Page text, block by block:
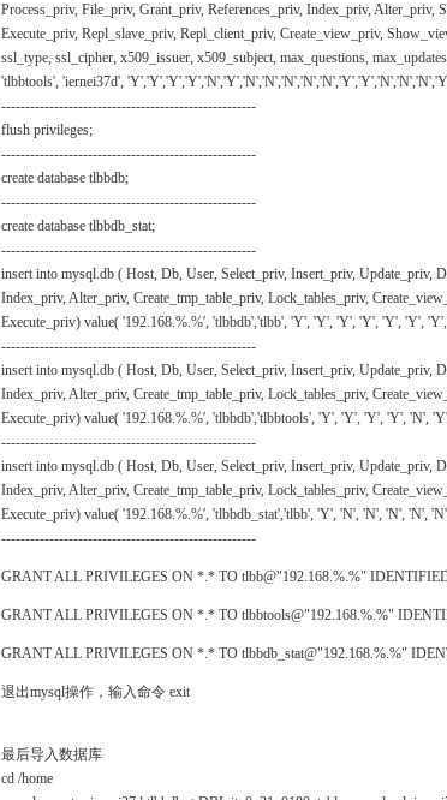
Process_priv, File_priv, Grant_priv, References_priv, Index_priv, Alter_priv,
Execute_priv, Repl_slave_priv, Repl_client_priv, Create_view_priv,
ssl_type, ssl_cipher, x509_issuer, x509_subject, max_questions,
'tlbbtools', 'iernei37d',
-----------------------------------------------------
flush privileges;
-----------------------------------------------------
create database tlbbdb;
-----------------------------------------------------
create database tlbbdb_stat;
-----------------------------------------------------
insert into mysql.db ( Host, Db, User, Select_priv, Insert_priv, Update_priv,
Index_priv, Alter_priv, Create_tmp_table_priv, Lock_tables_priv,
Execute_priv) value( '192.168.%.%', 'tlbbdb','tlbb', 'Y', 'Y', 'Y', 'Y', 'Y', 'Y',
-----------------------------------------------------
insert into mysql.db ( Host, Db, User, Select_priv, Insert_priv, Update_priv,
Index_priv, Alter_priv, Create_tmp_table_priv, Lock_tables_priv,
Execute_priv) value( '192.168.%.%', 'tlbbdb','tlbbtools', 'Y', 'Y', 'Y', 'Y', 'N',
-----------------------------------------------------
insert into mysql.db ( Host, Db, User, Select_priv, Insert_priv, Update_priv,
Index_priv, Alter_priv, Create_tmp_table_priv, Lock_tables_priv,
Execute_priv) value( '192.168.%.%', 'tlbbdb_stat','tlbb', 'Y', 'N', 'N', 'N', 'N',
-----------------------------------------------------
GRANT ALL PRIVILEGES ON *.* TO tlbb@"192.168.%.%"
GRANT ALL PRIVILEGES ON *.* TO tlbbtools@"192.168.%.%"
GRANT ALL PRIVILEGES ON *.* TO tlbbdb_stat@"192.168.%.%"
退出mysql操作，输入命令 exit
最后导入数据库
cd /home